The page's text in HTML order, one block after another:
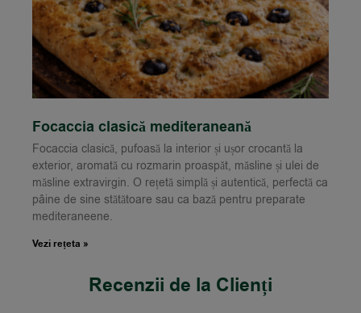
Focaccia clasică mediteraneană
Focaccia clasică, pufoasă la interior și ușor crocantă la
exterior, aromată cu rozmarin proaspăt, măsline și ulei de
măsline extravirgin. O rețetă simplă și autentică, perfectă ca
pâine de sine stătătoare sau ca bază pentru preparate
mediteraneene.
Vezi rețeta »
Recenzii de la Clienți